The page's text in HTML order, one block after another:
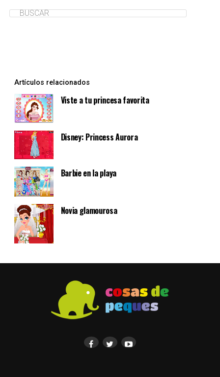
Artículos relacionados
Viste a tu princesa favorita
Disney: Princess Aurora
Barbie en la playa
Novia glamourosa